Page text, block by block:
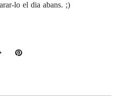
lo el dia abans. ;)